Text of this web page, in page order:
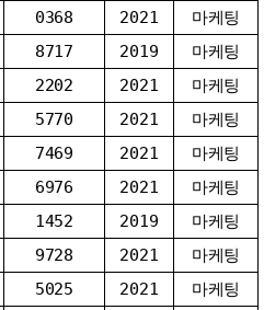
0368 2021
마케팅
8717 2019
마케팅
2202 2021
마케팅
5770 2021
마케팅
7469 2021
마케팅
6976 2021
마케팅
1452 2019
마케팅
9728 2021
마케팅
5025 2021
마케팅